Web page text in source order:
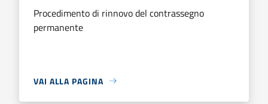
Procedimento di rinnovo del contrassegno
permanente
VAI ALLA PAGINA